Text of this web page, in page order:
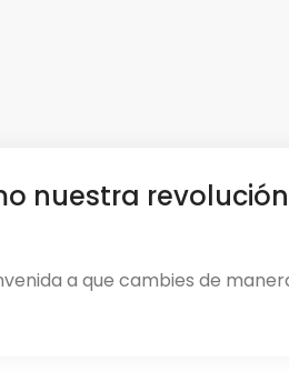
nuestra
a que cambies de